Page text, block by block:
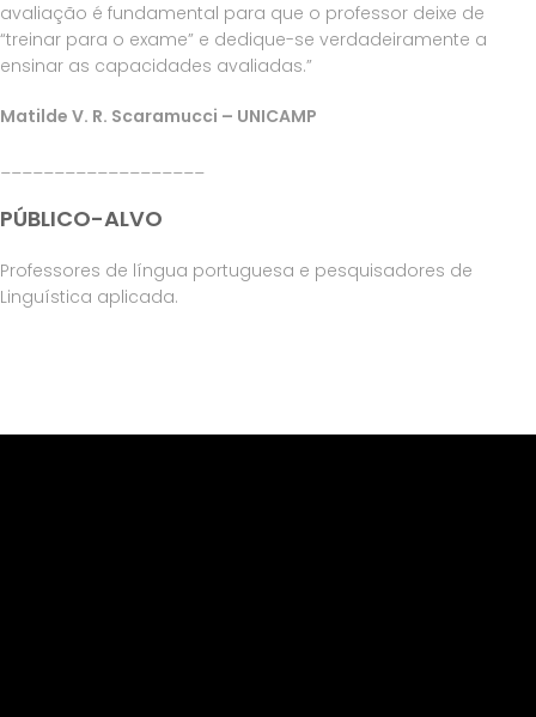
avaliação é fundamental para que o professor deixe de
“treinar para o exame” e dedique-se verdadeiramente a
ensinar as capacidades avaliadas.”
Matilde V. R. Scaramucci – UNICAMP
___________________
PÚBLICO-ALVO
Professores de língua portuguesa e pesquisadores de
Linguística aplicada.